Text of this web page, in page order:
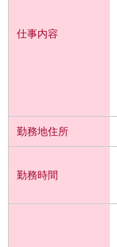
仕事内容
勤務地住所
勤務時間